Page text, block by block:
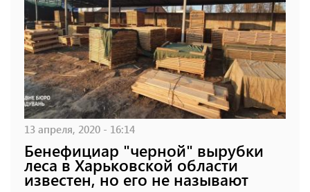
13 апреля, 2020 - 16:14
Бенефициар "черной" вырубки
леса в Харьковской области
известен, но его не называют